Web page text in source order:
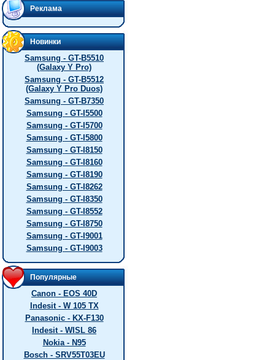
Реклама
Новинки
Samsung - GT-B5510
(Galaxy Y Pro)
Samsung - GT-B5512
(Galaxy Y Pro Duos)
Samsung - GT-B7350
Samsung - GT-I5500
Samsung - GT-I5700
Samsung - GT-I5800
Samsung - GT-I8150
Samsung - GT-I8160
Samsung - GT-I8190
Samsung - GT-I8262
Samsung - GT-I8350
Samsung - GT-I8552
Samsung - GT-I8750
Samsung - GT-I9001
Samsung - GT-I9003
Популярные
Canon - EOS 40D
Indesit - W 105 TX
Panasonic - KX-F130
Indesit - WISL 86
Nokia - N95
Bosch - SRV55T03EU